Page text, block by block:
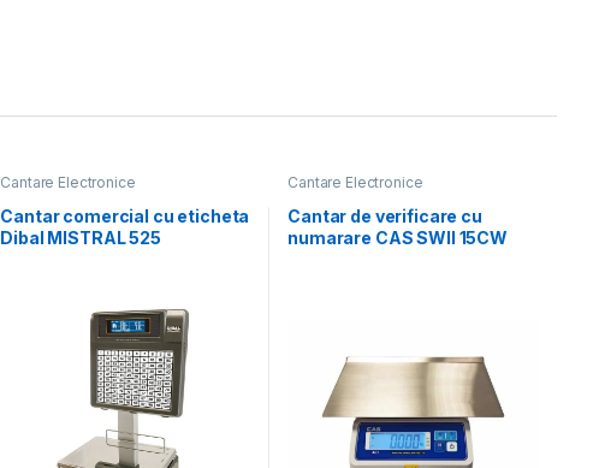
Cantare Electronice
Cantar comercial cu eticheta
Dibal MISTRAL 525
Cantare Electronice
Cantar de verificare cu
numarare CAS SWII 15CW